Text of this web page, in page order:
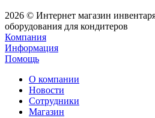
2026 © Интернет магазин
оборудования для кондитеров
Компания
Информация
Помощь
О компании
Новости
Сотрудники
Магазин